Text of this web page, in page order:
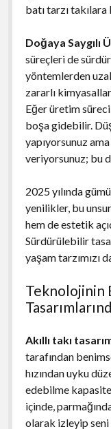
batı tarzı
Doğaya Saygılı
süreçleri de
yöntemlerden
zararlı
Eğer üretim
boşa gidebilir.
yapıyorsunuz
veriyorsunuz; bu
2025 yılında
yenilikler, bu
hem de estetik
Sürdürülebilir
yaşam tarzımızı
Teknolojinin
Akıllı takı
tarafından
hızından uyku
edebilme
içinde,
olarak izleyip